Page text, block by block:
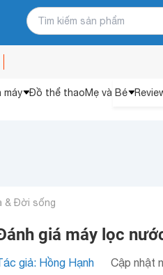
máy Đồ thể thaoMẹ và Bé
& Đời sống
giá máy lọc
giả: Hồng Hạnh Cập nhật